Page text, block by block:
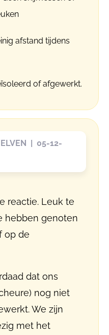
afstand tijdens
of afgewerkt.
ELVEN | 05-12-
reactie. Leuk te
hebben genoten
op de
dat ons
nog niet
We zijn
met het